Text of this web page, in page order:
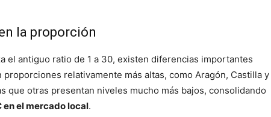
la proporción
el antiguo ratio de 1 a 30, existen diferencias importantes
relativamente más altas, como Aragón, Castilla y
que otras presentan niveles mucho más bajos, consolidando
en el mercado local.